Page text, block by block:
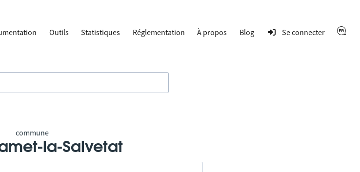
Outils Statistiques Réglementation À propos Blog Se connecter
commune
la-Salvetat